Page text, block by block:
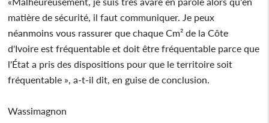
matière de sécurité, il faut communiquer. Je peux
néanmoins vous rassurer que chaque Cm² de la Côte
d'Ivoire est fréquentable et doit être fréquentable parce que
l'État a pris des dispositions pour que le territoire soit
fréquentable », a-t-il dit, en guise de conclusion.
Wassimagnon